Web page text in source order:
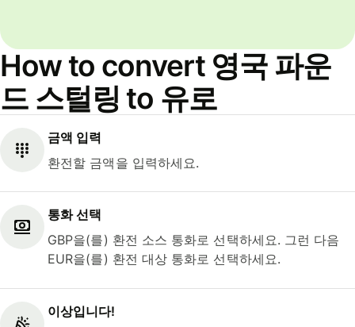
How to convert 영국 파운
드 스털링 to 유로
금액 입력
환전할 금액을 입력하세요.
통화 선택
GBP을(를) 환전 소스 통화로 선택하세요. 그런 다음
EUR을(를) 환전 대상 통화로 선택하세요.
이상입니다!